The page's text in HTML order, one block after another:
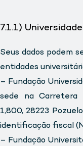
7.1.1)
Seus dados podem
entidades
– Fundação
sede na Carretera
1,800, 28223
identificação fiscal
– Fundação